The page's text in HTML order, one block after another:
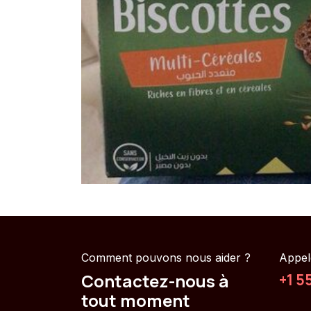
Comment pouvons nous aider ?
Contactez-nous à
tout moment
+1